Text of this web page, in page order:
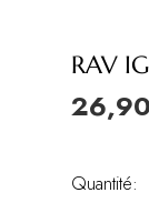
RAV
Quantité: